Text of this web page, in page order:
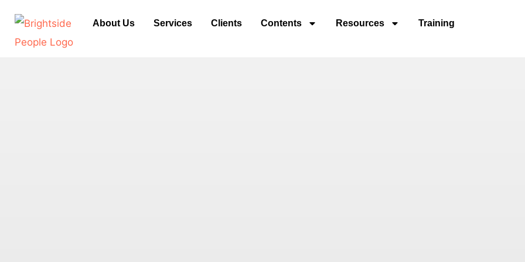
content
About Us Services Clients Contents Resources Training